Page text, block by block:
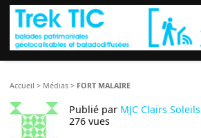
Accueil > Médias > FORT MALAIRE
Publié par MJC Clairs Soleils
276 vues